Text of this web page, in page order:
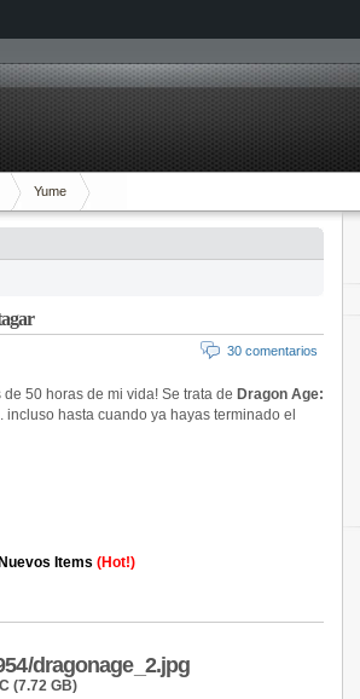
Yume
30 comentarios
50 horas de mi vida! Se trata de Dragon Age:
hasta cuando ya hayas terminado el
Nuevos Items (Hot!)
(7.72 GB)